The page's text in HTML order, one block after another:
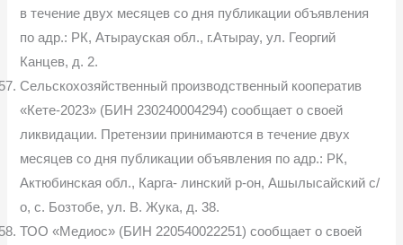
в течение двух месяцев со дня публикации объявления
по адр.: РК, Атырауская обл., г.Атырау, ул. Георгий
Канцев, д. 2.
Сельскохозяйственный производственный кооператив
«Кете-2023» (БИН 230240004294) сообщает о своей
ликвидации. Претензии принимаются в течение двух
месяцев со дня публикации объявления по адр.: РК,
Актюбинская обл., Карга- линский р-он, Ашылысайский с/
о, с. Бозтобе, ул. В. Жука, д. 38.
ТОО «Медиос» (БИН 220540022251) сообщает о своей